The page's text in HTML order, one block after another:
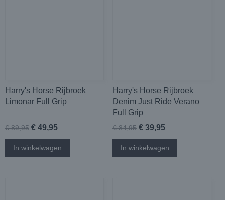
Harry's Horse Rijbroek
Limonar Full Grip
€ 89,95 € 49,95
In winkelwagen
Harry's Horse Rijbroek
Denim Just Ride Verano
Full Grip
€ 84,95 € 39,95
In winkelwagen